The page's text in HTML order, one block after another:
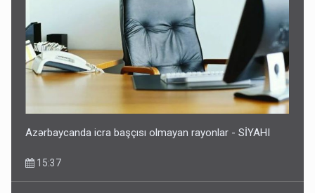
Azərbaycanda icra başçısı olmayan rayonlar - SİYAHI
15:37